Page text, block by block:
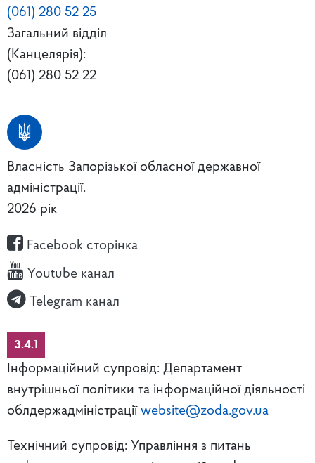
(061) 280 52 25
Загальний відділ
(Канцелярія):
(061) 280 52 22
Власність Запорізької обласної державної
адміністрації.
2026 рік
Facebook сторінка
Youtube канал
Telegram канал
3.4.1
Інформаційний супровід: Департамент
внутрішньої політики та інформаційної діяльності
облдержадміністрації website@zoda.gov.ua
Технічний супровід: Управління з питань